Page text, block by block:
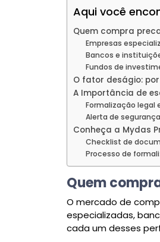
Aqui você
Quem compra
Empresas
Bancos e
Fundos de
O fator deságio:
A Importância de
Formalização legal
Alerta de
Conheça a Mydas
Checklist de
Processo de
Quem
O mercado de
especializadas,
cada um desses